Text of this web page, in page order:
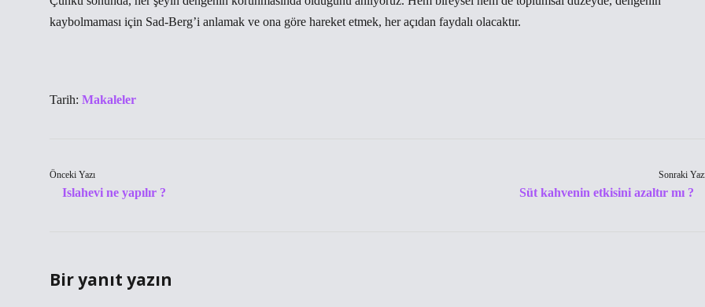
kaybolmaması için Sad-Berg’i anlamak ve ona göre hareket etmek, her açıdan faydalı olacaktır.
Tarih: Makaleler
Önceki Yazı
Islahevi ne yapılır ?
Sonraki
Süt kahvenin etkisini azaltır mı ?
Bir yanıt yazın